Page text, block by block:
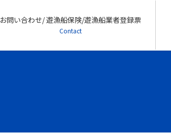
お問い合わせ/ 遊漁船保険/遊漁船業者登録票
Contact